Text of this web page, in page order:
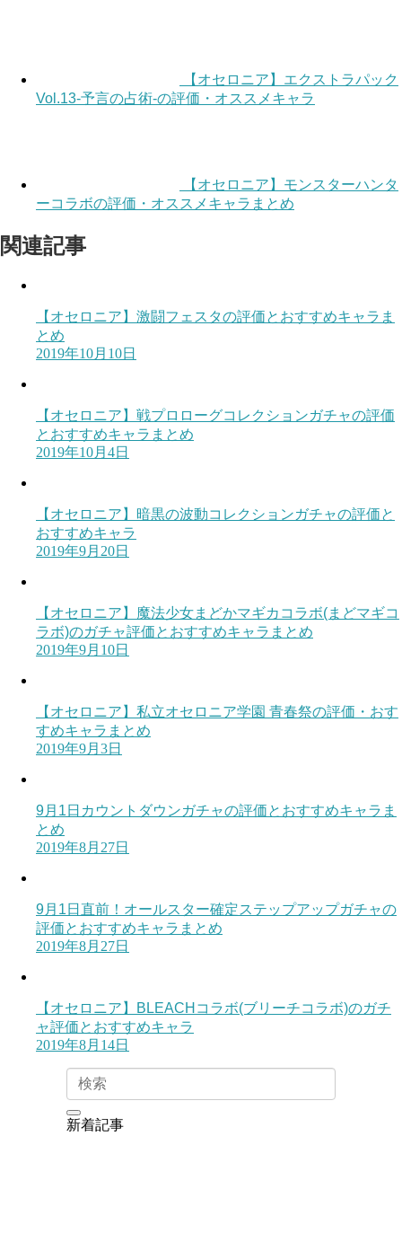
【オセロニア】エクストラパック
Vol.13-予言の占術-の評価・オススメキャラ
【オセロニア】モンスターハンタ
ーコラボの評価・オススメキャラまとめ
関連記事
【オセロニア】激闘フェスタの評価とおすすめキャラま
とめ
2019年10月10日
【オセロニア】戦プロローグコレクションガチャの評価
とおすすめキャラまとめ
2019年10月4日
【オセロニア】暗黒の波動コレクションガチャの評価と
おすすめキャラ
2019年9月20日
【オセロニア】魔法少女まどかマギカコラボ(まどマギコ
ラボ)のガチャ評価とおすすめキャラまとめ
2019年9月10日
【オセロニア】私立オセロニア学園 青春祭の評価・おす
すめキャラまとめ
2019年9月3日
9月1日カウントダウンガチャの評価とおすすめキャラま
とめ
2019年8月27日
9月1日直前！オールスター確定ステップアップガチャの
評価とおすすめキャラまとめ
2019年8月27日
【オセロニア】BLEACHコラボ(ブリーチコラボ)のガチ
ャ評価とおすすめキャラ
2019年8月14日
新着記事